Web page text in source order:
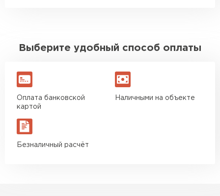
Выберите удобный способ оплаты
Оплата банковской
картой
Наличными на объекте
Безналичный расчёт